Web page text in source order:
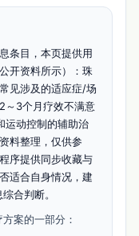
条目，本页提供用
开资料所示）：珠
见涉及的适应症/场
～3个月疗效不满意
运动控制的辅助治
料整理，仅供参
序提供同步收藏与
适合自身情况，建
合判断。
案的一部分：